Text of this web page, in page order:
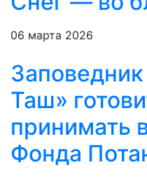
06 марта 2026
Таш»
принимать
Фонда